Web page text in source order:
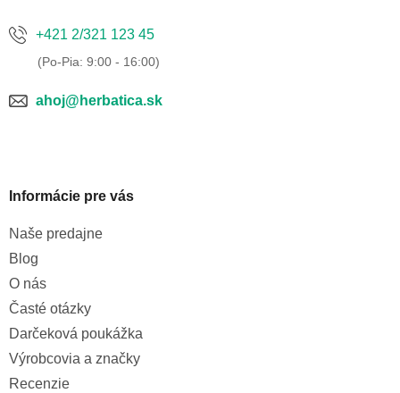
+421 2/321 123 45
ahoj@herbatica.sk
Informácie pre vás
Naše predajne
Blog
O nás
Časté otázky
Darčeková poukážka
Výrobcovia a značky
Recenzie